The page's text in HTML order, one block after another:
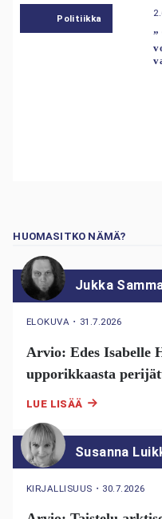
Politiikka
”
HUOMASITKO NÄMÄ?
Jukka
ELOKUVA ・ 31.7.2026
Arvio: Edes Isabelle
upporikkaasta
LUE LISÄÄ
Susanna
KIRJALLISUUS ・ 30.7.2026